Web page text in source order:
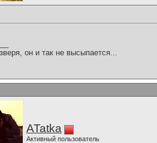
он и так не высыпается...
ATatka
Активный пользователь